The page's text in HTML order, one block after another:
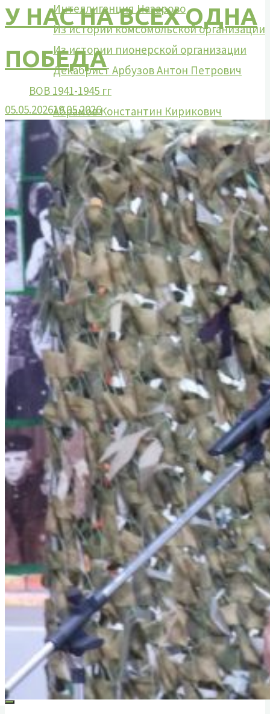
Интеллигенция Назарово
Из истории комсомольской организации
Из истории пионерской организации
Декабрист Арбузов Антон Петрович
ВОВ 1941-1945 гг
Абрамов Константин Кирикович
Борисенко Григорий Яковлевич
Голубев Георгий Гордеевич
Гусаров Григорий Андреевич
Донских Александр Иванович
Козаченко Алексей Константинович
Мурашов Павел Романович
Сухих Николай Алексеевич
Назаровский тыл в годы войны
Статьи о ветеранах
Книга памяти
Воспоминания ветеранов
Аудиовизуальный проект «Расскажи о
герое»
Информация
План мероприятий
Документы
Услуги
Коллектив музея
Вакансии
Туризм
Полезные ссылки
Служебная информация
Анкетирование о качестве оказания
услуг
Часто задаваемые вопросы. Обратная
связь.
Схема проезда
У НАС НА ВСЕХ ОДНА
ПОБЕДА
05.05.202619.05.2026